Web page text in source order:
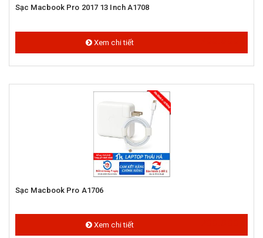
Sạc Macbook Pro 2017 13 Inch A1708
Xem chi tiết
Sạc Macbook Pro A1706
Xem chi tiết